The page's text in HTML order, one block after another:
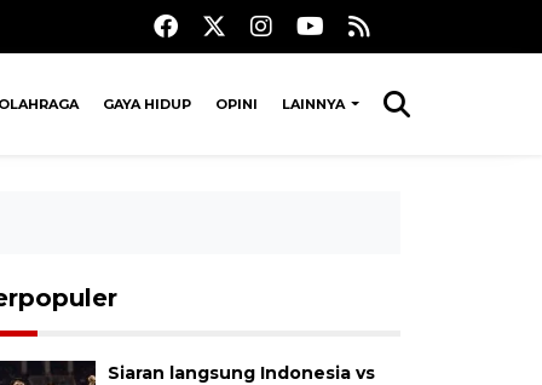
OLAHRAGA GAYA HIDUP OPINI LAINNYA
Siaran langsung Indonesia vs